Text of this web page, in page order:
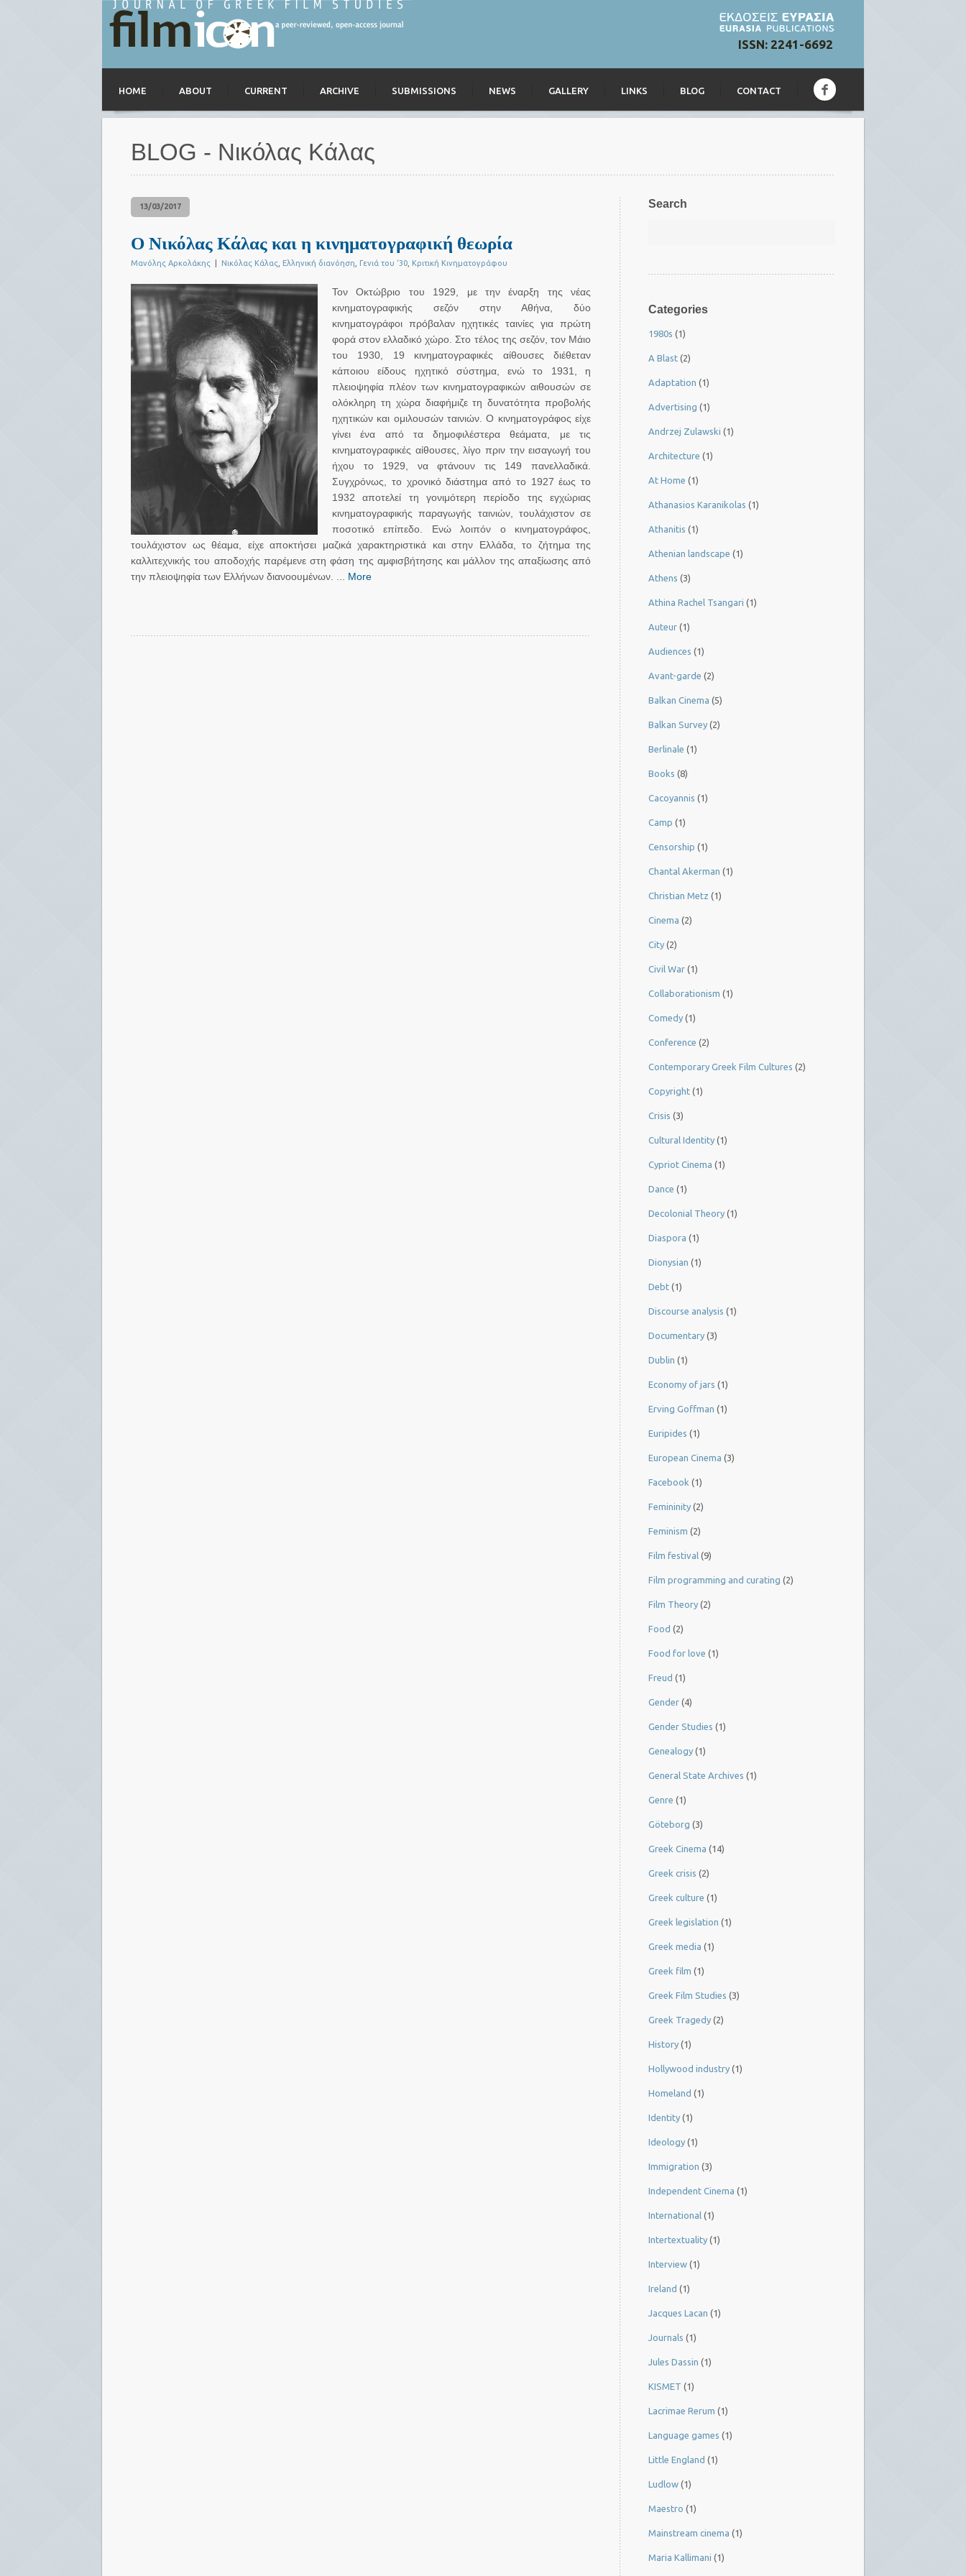
ISSN: 2241-6692
HOME ABOUT CURRENT ARCHIVE SUBMISSIONS NEWS GALLERY LINKS BLOG CONTACT
BLOG - Νικόλας Κάλας
13/03/2017
Ο Νικόλας Κάλας και η κινηματογραφική θεωρία
Μανόλης Αρκολάκης Νικόλας Κάλας Ελληνική διανόηση Γενιά του ‘30 Κριτική Κινηματογράφου
Τον Οκτώβριο του 1929, με την έναρξη της νέας
κινηματογραφικής σεζόν στην Αθήνα, δύο
κινηματογράφοι πρόβαλαν ηχητικές ταινίες για πρώτη
φορά στον ελλαδικό χώρο. Στο τέλος της σεζόν, τον Μάιο
του 1930, 19 κινηματογραφικές αίθουσες διέθεταν
κάποιου είδους ηχητικό σύστημα, ενώ το 1931, η
πλειοψηφία πλέον των κινηματογραφικών αιθουσών σε
ολόκληρη τη χώρα διαφήμιζε τη δυνατότητα προβολής
ηχητικών και ομιλουσών ταινιών. Ο κινηματογράφος είχε
γίνει ένα από τα δημοφιλέστερα θεάματα, με τις
κινηματογραφικές αίθουσες, λίγο πριν την εισαγωγή του
ήχου το 1929, να φτάνουν τις 149 πανελλαδικά.
Συγχρόνως, το χρονικό διάστημα από το 1927 έως το
1932 αποτελεί τη γονιμότερη περίοδο της εγχώριας
κινηματογραφικής παραγωγής ταινιών, τουλάχιστον σε
ποσοτικό επίπεδο. Ενώ λοιπόν ο κινηματογράφος,
τουλάχιστον ως θέαμα, είχε αποκτήσει μαζικά χαρακτηριστικά και στην Ελλάδα, το ζήτημα της
καλλιτεχνικής του αποδοχής παρέμενε στη φάση της αμφισβήτησης και μάλλον της απαξίωσης από
την πλειοψηφία των Ελλήνων διανοουμένων. ... More
Search
Categories
1980s (1)
A Blast (2)
Adaptation (1)
Advertising (1)
Andrzej Zulawski (1)
Architecture (1)
At Home (1)
Athanasios Karanikolas (1)
Athanitis (1)
Athenian landscape (1)
Athens (3)
Athina Rachel Tsangari (1)
Auteur (1)
Audiences (1)
Avant-garde (2)
Balkan Cinema (5)
Balkan Survey (2)
Berlinale (1)
Books (8)
Cacoyannis (1)
Camp (1)
Censorship (1)
Chantal Akerman (1)
Christian Metz (1)
Cinema (2)
City (2)
Civil War (1)
Collaborationism (1)
Comedy (1)
Conference (2)
Contemporary Greek Film Cultures (2)
Copyright (1)
Crisis (3)
Cultural Identity (1)
Cypriot Cinema (1)
Dance (1)
Decolonial Theory (1)
Diaspora (1)
Dionysian (1)
Debt (1)
Discourse analysis (1)
Documentary (3)
Dublin (1)
Economy of jars (1)
Erving Goffman (1)
Euripides (1)
European Cinema (3)
Facebook (1)
Femininity (2)
Feminism (2)
Film festival (9)
Film programming and curating (2)
Film Theory (2)
Food (2)
Food for love (1)
Freud (1)
Gender (4)
Gender Studies (1)
Genealogy (1)
General State Archives (1)
Genre (1)
Göteborg (3)
Greek Cinema (14)
Greek crisis (2)
Greek culture (1)
Greek legislation (1)
Greek media (1)
Greek film (1)
Greek Film Studies (3)
Greek Tragedy (2)
History (1)
Hollywood industry (1)
Homeland (1)
Identity (1)
Ideology (1)
Immigration (3)
Independent Cinema (1)
International (1)
Intertextuality (1)
Interview (1)
Ireland (1)
Jacques Lacan (1)
Journals (1)
Jules Dassin (1)
KISMET (1)
Lacrimae Rerum (1)
Language games (1)
Little England (1)
Ludlow (1)
Maestro (1)
Mainstream cinema (1)
Maria Kallimani (1)